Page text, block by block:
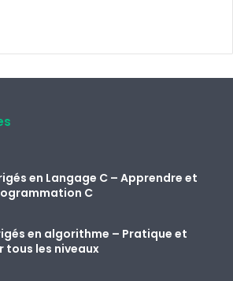
en Langage C – Apprendre et
C
en algorithme – Pratique et
tous les niveaux